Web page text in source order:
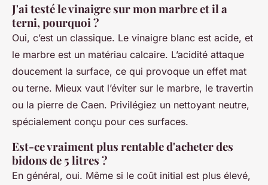
J'ai testé le vinaigre sur mon marbre et il a
terni, pourquoi ?
Oui, c’est un classique. Le vinaigre blanc est acide, et
le marbre est un matériau calcaire. L’acidité attaque
doucement la surface, ce qui provoque un effet mat
ou terne. Mieux vaut l’éviter sur le marbre, le travertin
ou la pierre de Caen. Privilégiez un nettoyant neutre,
spécialement conçu pour ces surfaces.
Est-ce vraiment plus rentable d'acheter des
bidons de 5 litres ?
En général, oui. Même si le coût initial est plus élevé,